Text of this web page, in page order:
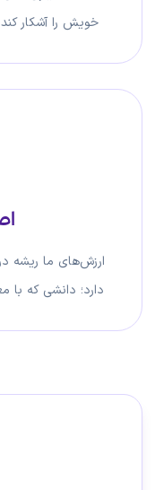
خویش را آشکار
ارزش‌های ما ریشه
دارد؛ دانشی که با